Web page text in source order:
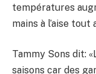
températures
mains à l’aise tout
Tammy Sons dit:
saisons car des